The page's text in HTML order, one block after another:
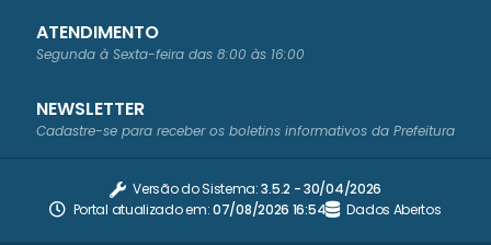
ATENDIMENTO
Segunda à Sexta-feira das 8:00 às 16:00
NEWSLETTER
Cadastre-se para receber os boletins informativos da Prefeitura
Versão do Sistema:3.5.2 - 30/04/2026
Portal atualizado em:07/08/2026 16:54 Dados Abertos